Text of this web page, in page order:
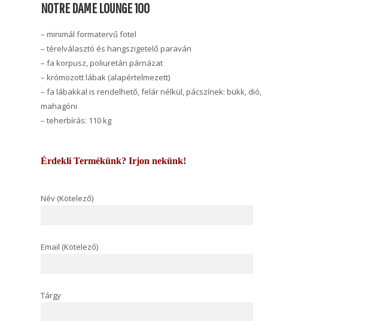
NOTRE DAME LOUNGE 100
– minimál formatervű fotel
– térelválasztó és hangszigetelő paraván
– fa korpusz, poliuretán párnázat
– krómozott lábak (alapértelmezett)
– fa lábakkal is rendelhető, felár nélkül, pácszínek: bükk, dió,
mahagóni
– teherbírás: 110 kg
Érdekli Termékünk? Irjon nekünk!
Név (Kötelező)
Email (Kötelező)
Tárgy